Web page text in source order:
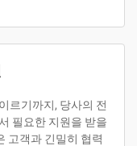
르기까지, 당사의 전
필요한 지원을 받을
고객과 긴밀히 협력